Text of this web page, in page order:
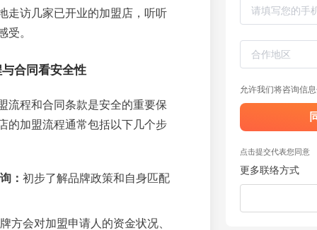
走访几家已开业的加盟店，听听
受。
合同看安全性
流程和合同条款是安全的重要保
的加盟流程通常包括以下几个步
： 初步了解品牌政策和自身匹配
方会对加盟申请人的资金状况、
允许我们将咨询信
点击提交代表您同意
更多联络方式